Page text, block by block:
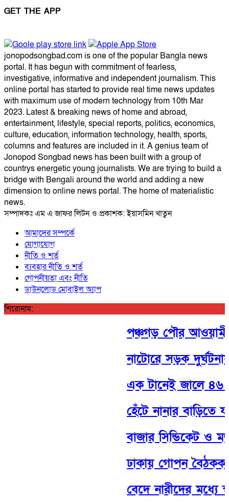
GET THE APP
jonopodsongbad.com is one of the popular Bangla news
portal. It has begun with commitment of fearless,
investigative, informative and independent journalism. This
online portal has started to provide real time news updates
with maximum use of modern technology from 10th Mar
2023. Latest & breaking news of home and abroad,
entertainment, lifestyle, special reports, politics, economics,
culture, education, information technology, health, sports,
columns and features are included in it. A genius team of
Jonopod Songbad news has been built with a group of
countrys energetic young journalists. We are trying to build a
bridge with Bengali around the world and adding a new
dimension to online news portal. The home of materialistic
news.
সম্পাদকঃ এম এ জাফর লিটন ও প্রকাশক: ইয়াসমিন খাতুন
আমাদের সম্পর্কে
যোগাযোগ
নীতি ও শর্ত
ব্যবহার নীতি ও শর্ত
গোপনীয়তা এবং নীতি
ডাউনলোড মোবাইল অ্যাপ
শিরোনাম:
পঞ্চগড় পৌর আওয়ামী
নাটোরে সড়ক
এক টানেই জালে ৪৬
হেঁটে নানার বাড়িতে
বাজার সিন্ডিকেট ও
ঢাকায় গোপন
বেদে নারীদের মধ্যে